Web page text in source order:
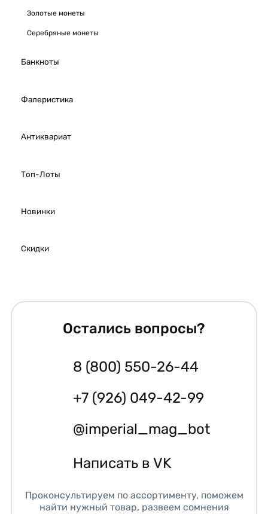
Золотые монеты
Серебряные монеты
Банкноты
Фалеристика
Антиквариат
Топ-Лоты
Новинки
Скидки
Остались вопросы?
8 (800) 550-26-44
+7 (926) 049-42-99
@imperial_mag_bot
Написать в VK
Проконсультируем по ассортименту, поможем
найти нужный товар, развеем сомнения